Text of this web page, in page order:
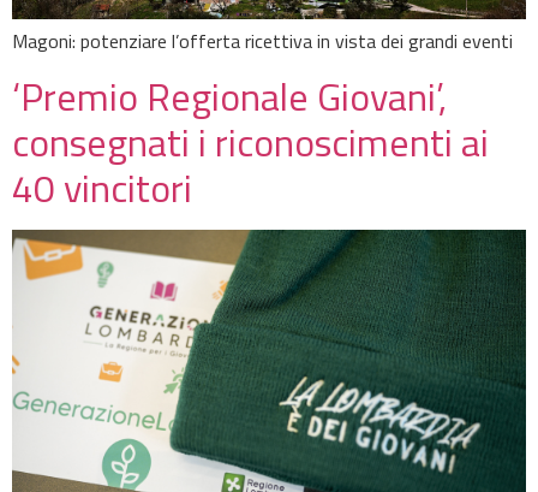
Magoni: potenziare l’offerta ricettiva in vista dei grandi eventi
‘Premio Regionale Giovani’,
consegnati i riconoscimenti ai
40 vincitori